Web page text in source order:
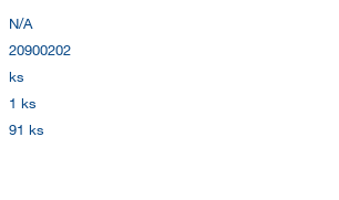
N/A
20900202
ks
1 ks
91 ks